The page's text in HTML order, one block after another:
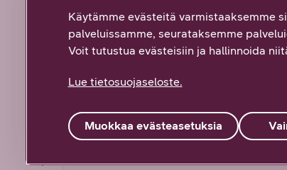
Käytämme evästeitä varmistaaksemme
palveluissamme, seurataksemme
Voit tutustua evästeisiin ja hallinnoida
Lue tietosuojaseloste.
Muokkaa evästeasetuksia